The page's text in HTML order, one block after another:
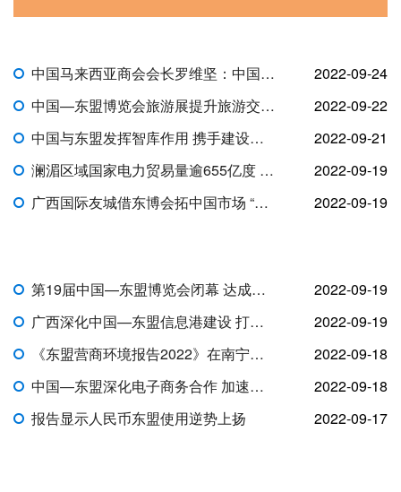
中国马来西亚商会会长罗维坚：中国—东盟自由贸易区3.0版下马中企业将受益
2022-09-24
中国—东盟博览会旅游展提升旅游交易和经贸实效
2022-09-22
中国与东盟发挥智库作用 携手建设更为紧密的命运共同体
2022-09-21
澜湄区域国家电力贸易量逾655亿度 合作迎“黄金期”
2022-09-19
广西国际友城借东博会拓中国市场 “朋友圈”变“合作圈”
2022-09-19
第19届中国—东盟博览会闭幕 达成四项新共识
2022-09-19
广西深化中国—东盟信息港建设 打造人工智能合作新平台
2022-09-19
《东盟营商环境报告2022》在南宁发布
2022-09-18
中国—东盟深化电子商务合作 加速数字化转型
2022-09-18
报告显示人民币东盟使用逆势上扬
2022-09-17